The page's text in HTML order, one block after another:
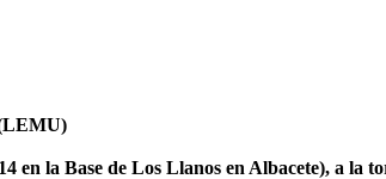
en la Base de Los Llanos en Albacete), a la